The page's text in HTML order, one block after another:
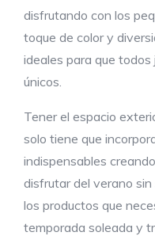
disfrutando con los
toque de color y
ideales para que
únicos.
Tener el espacio
solo tiene que
indispensables
disfrutar del verano
los productos que
temporada soleada y